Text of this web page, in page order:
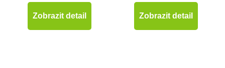
Zobrazit detail Zobrazit detail